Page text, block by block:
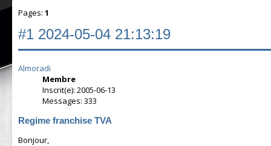
Pages: 1
#1 2024-05-04 21:13:19
Almoradi
Membre
Inscrit(e): 2005-06-13
Messages: 333
Regime franchise TVA
Bonjour,